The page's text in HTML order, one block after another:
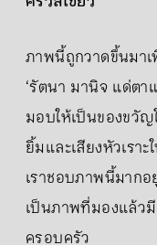
ภาพนี้ถูกวาดขึ้นมา
‘รัตนา มานิจ แด่ตา
มอบให้เป็นของขวัญ
ยิ้มและเสียงหัวเราะ
เราชอบภาพนี้มาก
เป็นภาพที่มองแล้ว
ครอบครัว